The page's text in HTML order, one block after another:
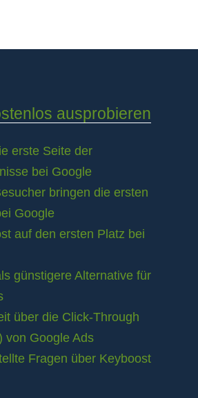
ausprobieren
erste Seite der
bei Google
bringen die ersten
Google
auf den ersten Platz bei
günstigere Alternative für
über die Click-Through
von Google Ads
Fragen über Keyboost